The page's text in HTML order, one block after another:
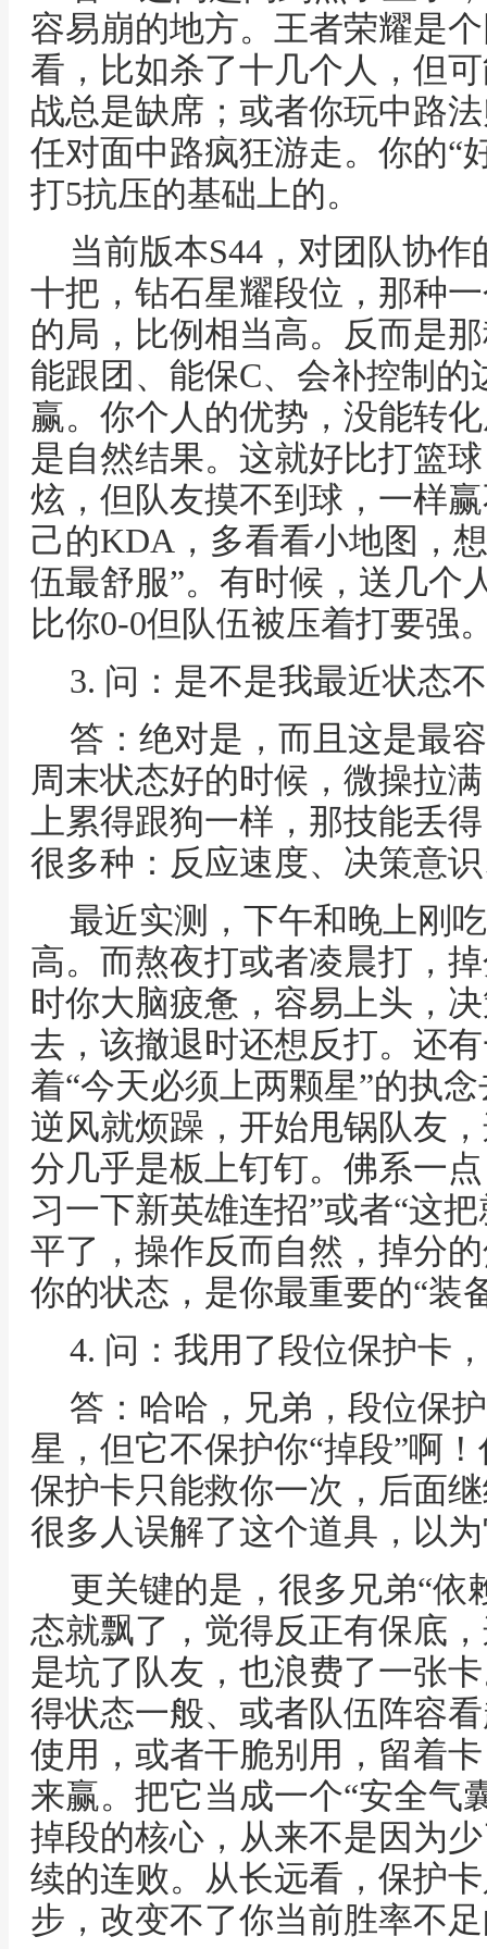
容易崩的地方。王者荣耀是
看，比如杀了十几个人，但
战总是缺席；或者你玩中路
任对面中路疯狂游走。你的“
打5抗压的基础上的。
当前版本S44，对团队协
十把，钻石星耀段位，那种
的局，比例相当高。反而是
能跟团、能保C、会补控制
赢。你个人的优势，没能转
是自然结果。这就好比打篮
炫，但队友摸不到球，一样
己的KDA，多看看小地图，
伍最舒服”。有时候，送几个
比你0-0但队伍被压着打要强
3. 问：是不是我最近状态
答：绝对是，而且这是最
周末状态好的时候，微操拉
上累得跟狗一样，那技能丢
很多种：反应速度、决策意
最近实测，下午和晚上刚
高。而熬夜打或者凌晨打，
时你大脑疲惫，容易上头，
去，该撤退时还想反打。还
着“今天必须上两颗星”的执
逆风就烦躁，开始甩锅队友
分几乎是板上钉钉。佛系一
习一下新英雄连招”或者“这
平了，操作反而自然，掉分
你的状态，是你最重要的“装
4. 问：我用了段位保护卡
答：哈哈，兄弟，段位保
星，但它不保护你“掉段”啊
保护卡只能救你一次，后面
很多人误解了这个道具，以
更关键的是，很多兄弟“依
态就飘了，觉得反正有保底
是坑了队友，也浪费了一张
得状态一般、或者队伍阵容
使用，或者干脆别用，留着
来赢。把它当成一个“安全气
掉段的核心，从来不是因为
续的连败。从长远看，保护
步，改变不了你当前胜率不